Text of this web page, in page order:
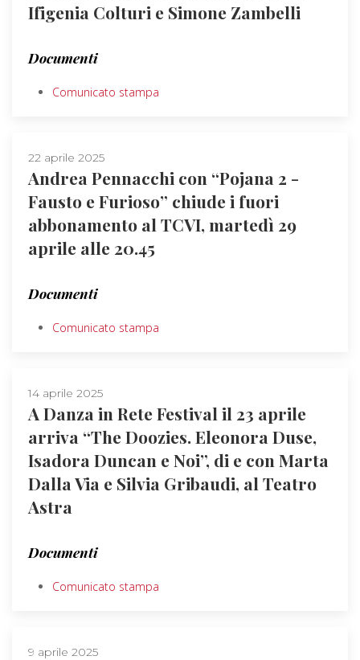
Ifigenia Colturi e Simone Zambelli
Documenti
Comunicato stampa
22 aprile 2025
Andrea Pennacchi con “Pojana 2 -
Fausto e Furioso” chiude i fuori
abbonamento al TCVI, martedì 29
aprile alle 20.45
Documenti
Comunicato stampa
14 aprile 2025
A Danza in Rete Festival il 23 aprile
arriva “The Doozies. Eleonora Duse,
Isadora Duncan e Noi”, di e con Marta
Dalla Via e Silvia Gribaudi, al Teatro
Astra
Documenti
Comunicato stampa
9 aprile 2025